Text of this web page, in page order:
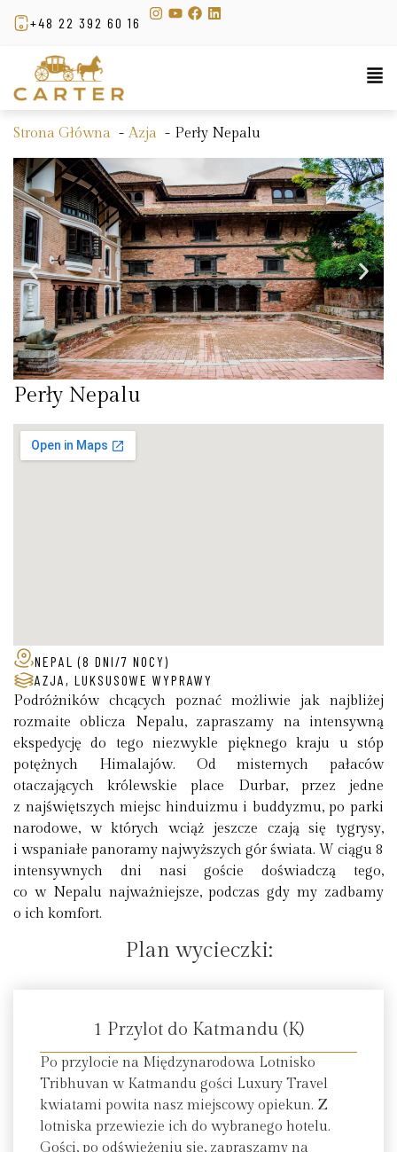
+48 22 392 60 16
Strona Główna Azja Perły Nepalu
Perły Nepalu
NEPAL (8 DNI/7 NOCY)
AZJA , LUKSUSOWE WYPRAWY
Podróżników chcących poznać możliwie jak najbliżej
rozmaite oblicza Nepalu, zapraszamy na intensywną
ekspedycję do tego niezwykle pięknego kraju u stóp
potężnych Himalajów. Od misternych pałaców
otaczających królewskie place Durbar, przez jedne
z najświętszych miejsc hinduizmu i buddyzmu, po parki
narodowe, w których wciąż jeszcze czają się tygrysy,
i wspaniałe panoramy najwyższych gór świata. W ciągu 8
intensywnych dni nasi goście doświadczą tego,
co w Nepalu najważniejsze, podczas gdy my zadbamy
o ich komfort.
Plan wycieczki:
1 Przylot do Katmandu (K)
Po przylocie na Międzynarodowa Lotnisko
Tribhuvan w Katmandu gości Luxury Travel
kwiatami powita nasz miejscowy opiekun. Z
lotniska przewiezie ich do wybranego hotelu.
Gości, po odświeżeniu się, zapraszamy na